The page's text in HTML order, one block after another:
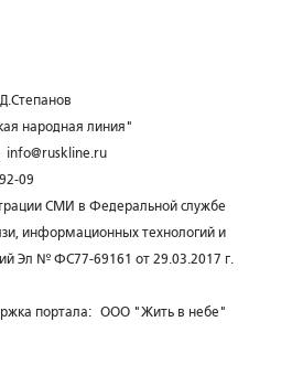
народная линия"
info@ruskline.ru
09
СМИ в Федеральной службе
информационных технологий и
Эл № ФС77-69161 от 29.03.2017 г.
портала: ООО "Жить в небе"